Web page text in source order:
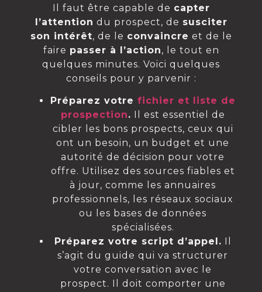
Il faut être capable de capter
l’attention du prospect, de susciter
son intérêt, de le convaincre et de le
faire passer à l’action, le tout en
quelques minutes. Voici quelques
conseils pour y parvenir :
Préparez votre fichier et liste de
prospection. Il est essentiel de
cibler les bons prospects, ceux qui
ont un besoin, un budget et une
autorité de décision pour votre
offre. Utilisez des sources fiables et
à jour, comme les annuaires
professionnels, les réseaux sociaux
ou les bases de données
spécialisées.
Préparez votre script d’appel. Il
s’agit du guide qui va structurer
votre conversation avec le
prospect. Il doit comporter une